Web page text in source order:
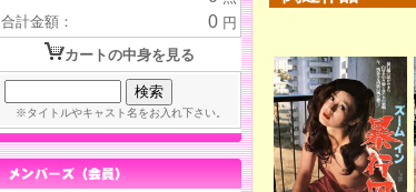
合計金額：
0 円
カートの中身を見る
※タイトルやキャスト名をお入れ下さい。